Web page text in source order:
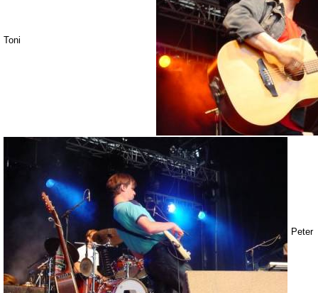
Toni
Peter